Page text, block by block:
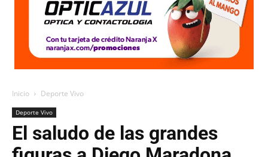
Inicio Deporte Vivo
Deporte Vivo
El saludo de las grandes